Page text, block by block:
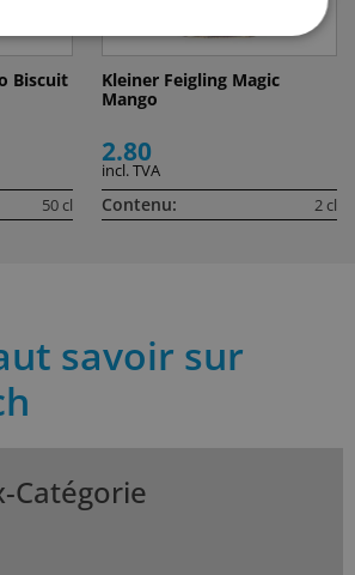
Biscuit
50 cl
Kleiner Feigling Magic
Mango
2.80
incl. TVA
Contenu: 2 cl
savoir sur
Catégorie